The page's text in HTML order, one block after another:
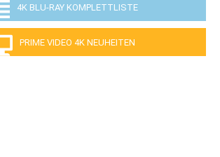
4K BLU-RAY KOMPLETTLISTE
PRIME VIDEO 4K NEUHEITEN